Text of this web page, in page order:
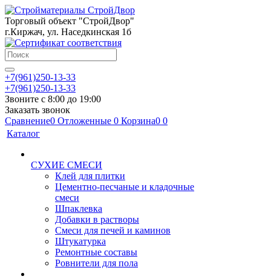
Торговый объект "СтройДвор"
г.Киржач, ул. Наседкинская 1б
+7(961)250-13-33
+7(961)250-13-33
Звоните с 8:00 до 19:00
Заказать звонок
Сравнение0 Отложенные 0 Корзина0 0
Каталог
СУХИЕ СМЕСИ
Клей для плитки
Цементно-песчаные и кладочные
смеси
Шпаклевка
Добавки в растворы
Смеси для печей и каминов
Штукатурка
Ремонтные составы
Ровнители для пола